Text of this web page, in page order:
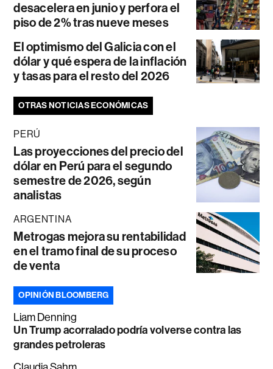
desacelera en junio y perfora el
piso de 2% tras nueve meses
El optimismo del Galicia con el
dólar y qué espera de la inflación
y tasas para el resto del 2026
OTRAS NOTICIAS ECONÓMICAS
PERÚ
Las proyecciones del precio del
dólar en Perú para el segundo
semestre de 2026, según
analistas
ARGENTINA
Metrogas mejora su rentabilidad
en el tramo final de su proceso
de venta
OPINIÓN BLOOMBERG
Liam Denning
Un Trump acorralado podría volverse contra las
grandes petroleras